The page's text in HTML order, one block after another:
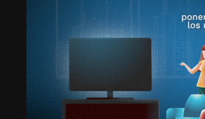
ONBOARDING LA
2022